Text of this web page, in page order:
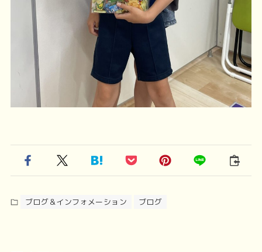
ブログ＆インフォメーション ブログ